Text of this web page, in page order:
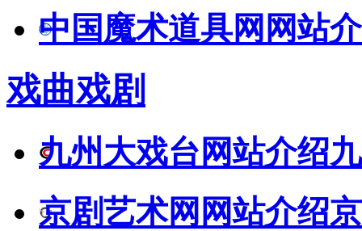
中国魔术道具网网站
戏曲戏剧
九州大戏台网站介绍
京剧艺术网网站介绍